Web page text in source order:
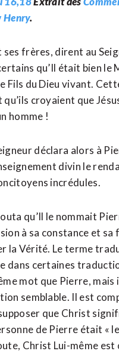
.
ses frères, dirent au
qu’Il était bien le
Fils du Dieu vivant.
croyaient que
homme !
déclara alors à
divin le
incrédules.
qu’Il le nommait
à sa constance et sa
la Vérité. Le terme
dans certaines
mot que Pierre, mais
semblable. Il est
que Christ
de Pierre était «
Christ Lui-même est